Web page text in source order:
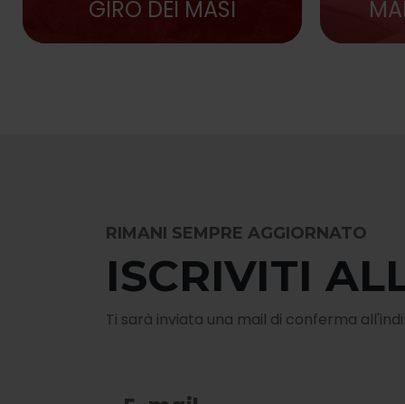
GIRO DEI MASI
RIMANI SEMPRE AGGIORNATO
ISCRIVITI
Ti sarà inviata una mail di conferma